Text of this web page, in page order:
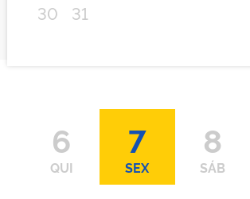
30
31
6
QUI
7
SEX
8
SÁB